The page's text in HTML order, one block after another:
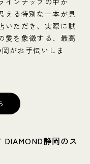
える特別な一本が見
いただき、実際に試
愛を象徴する、最高
がお手伝いしま
DIAMOND静岡のス